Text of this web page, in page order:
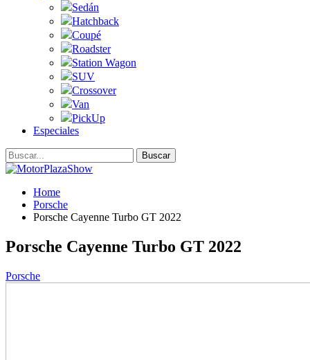
Sedán
Hatchback
Coupé
Roadster
Station Wagon
SUV
Crossover
Van
PickUp
Especiales
Home
Porsche
Porsche Cayenne Turbo GT 2022
Porsche Cayenne Turbo GT 2022
Porsche